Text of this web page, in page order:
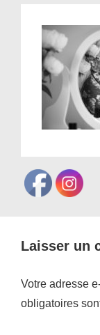
Laisser un
Votre adresse
obligatoires